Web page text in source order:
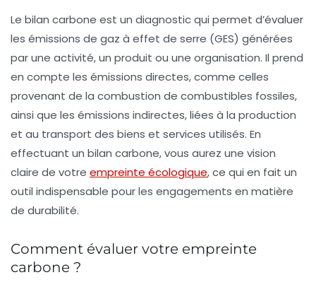
Le bilan carbone est un diagnostic qui permet d’évaluer
les émissions de gaz à effet de serre (GES) générées
par une activité, un produit ou une organisation. Il prend
en compte les émissions directes, comme celles
provenant de la combustion de combustibles fossiles,
ainsi que les émissions indirectes, liées à la production
et au transport des biens et services utilisés. En
effectuant un bilan carbone, vous aurez une vision
claire de votre empreinte écologique, ce qui en fait un
outil indispensable pour les engagements en matière
de durabilité.
Comment évaluer votre empreinte
carbone ?